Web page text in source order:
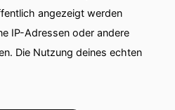
angezeigt werden
IP-Adressen oder andere
Die Nutzung deines echten